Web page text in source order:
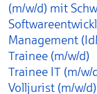
(m/w/d) mit
Management
Trainee (m/w/d)
Trainee IT (m/w/
Volljurist (m/w/